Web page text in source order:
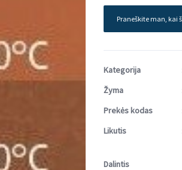
Praneškite man, kai
Kategorija
Žyma
Prekės kodas
Likutis
Dalintis